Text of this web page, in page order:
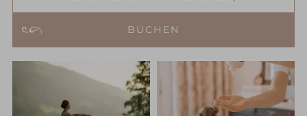
BUCHEN